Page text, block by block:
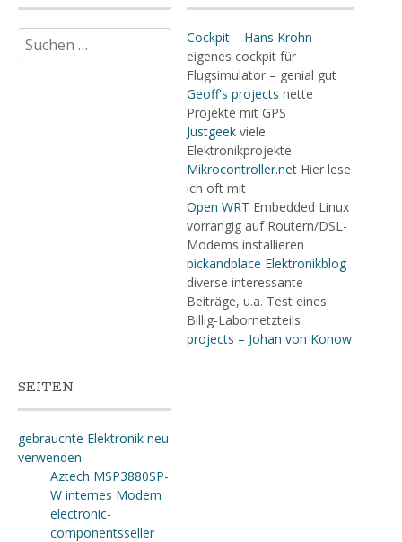
nach:
Cockpit – Hans Krohn
eigenes cockpit für
Flugsimulator – genial gut
Geoff's projects nette
Projekte mit GPS
Justgeekviele
Elektronikprojekte
Mikrocontroller.netHier lese
ich oft mit
Open WRT Embedded Linux
vorrangig auf Routern/DSL-
Modems installieren
pickandplace Elektronikblog
diverse interessante
Beiträge, u.a. Test eines
Billig-Labornetzteils
projects – Johan von Konow
SEITEN
gebrauchte Elektronik neu
verwenden
Aztech MSP3880SP-
W internes Modem
electronic-
componentsseller